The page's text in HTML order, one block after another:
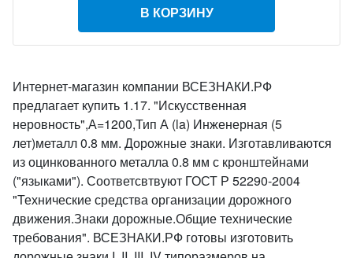
В КОРЗИНУ
Интернет-магазин компании ВСЕЗНАКИ.РФ
предлагает купить 1.17. "Искусственная
неровность",А=1200,Тип А (la) Инженерная (5
лет)металл 0.8 мм. Дорожные знаки. Изготавливаются
из оцинкованного металла 0.8 мм с кронштейнами
("языками"). Соответсвтвуют ГОСТ Р 52290-2004
"Технические средства организации дорожного
движения.Знаки дорожные.Общие технические
требования". ВСЕЗНАКИ.РФ готовы изготовить